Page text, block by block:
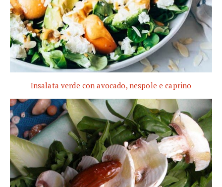
Insalata verde con avocado, nespole e caprino